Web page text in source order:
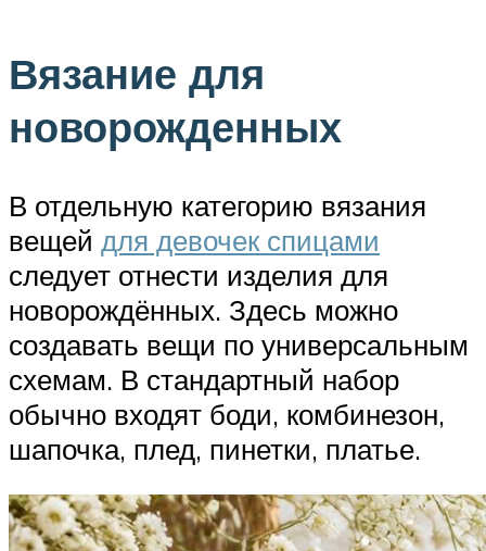
Вязание для
новорожденных
В отдельную категорию вязания
вещей для девочек спицами
следует отнести изделия для
новорождённых. Здесь можно
создавать вещи по универсальным
схемам. В стандартный набор
обычно входят боди, комбинезон,
шапочка, плед, пинетки, платье.